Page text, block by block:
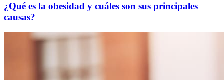
¿Qué es la obesidad y cuáles son sus principales
causas?